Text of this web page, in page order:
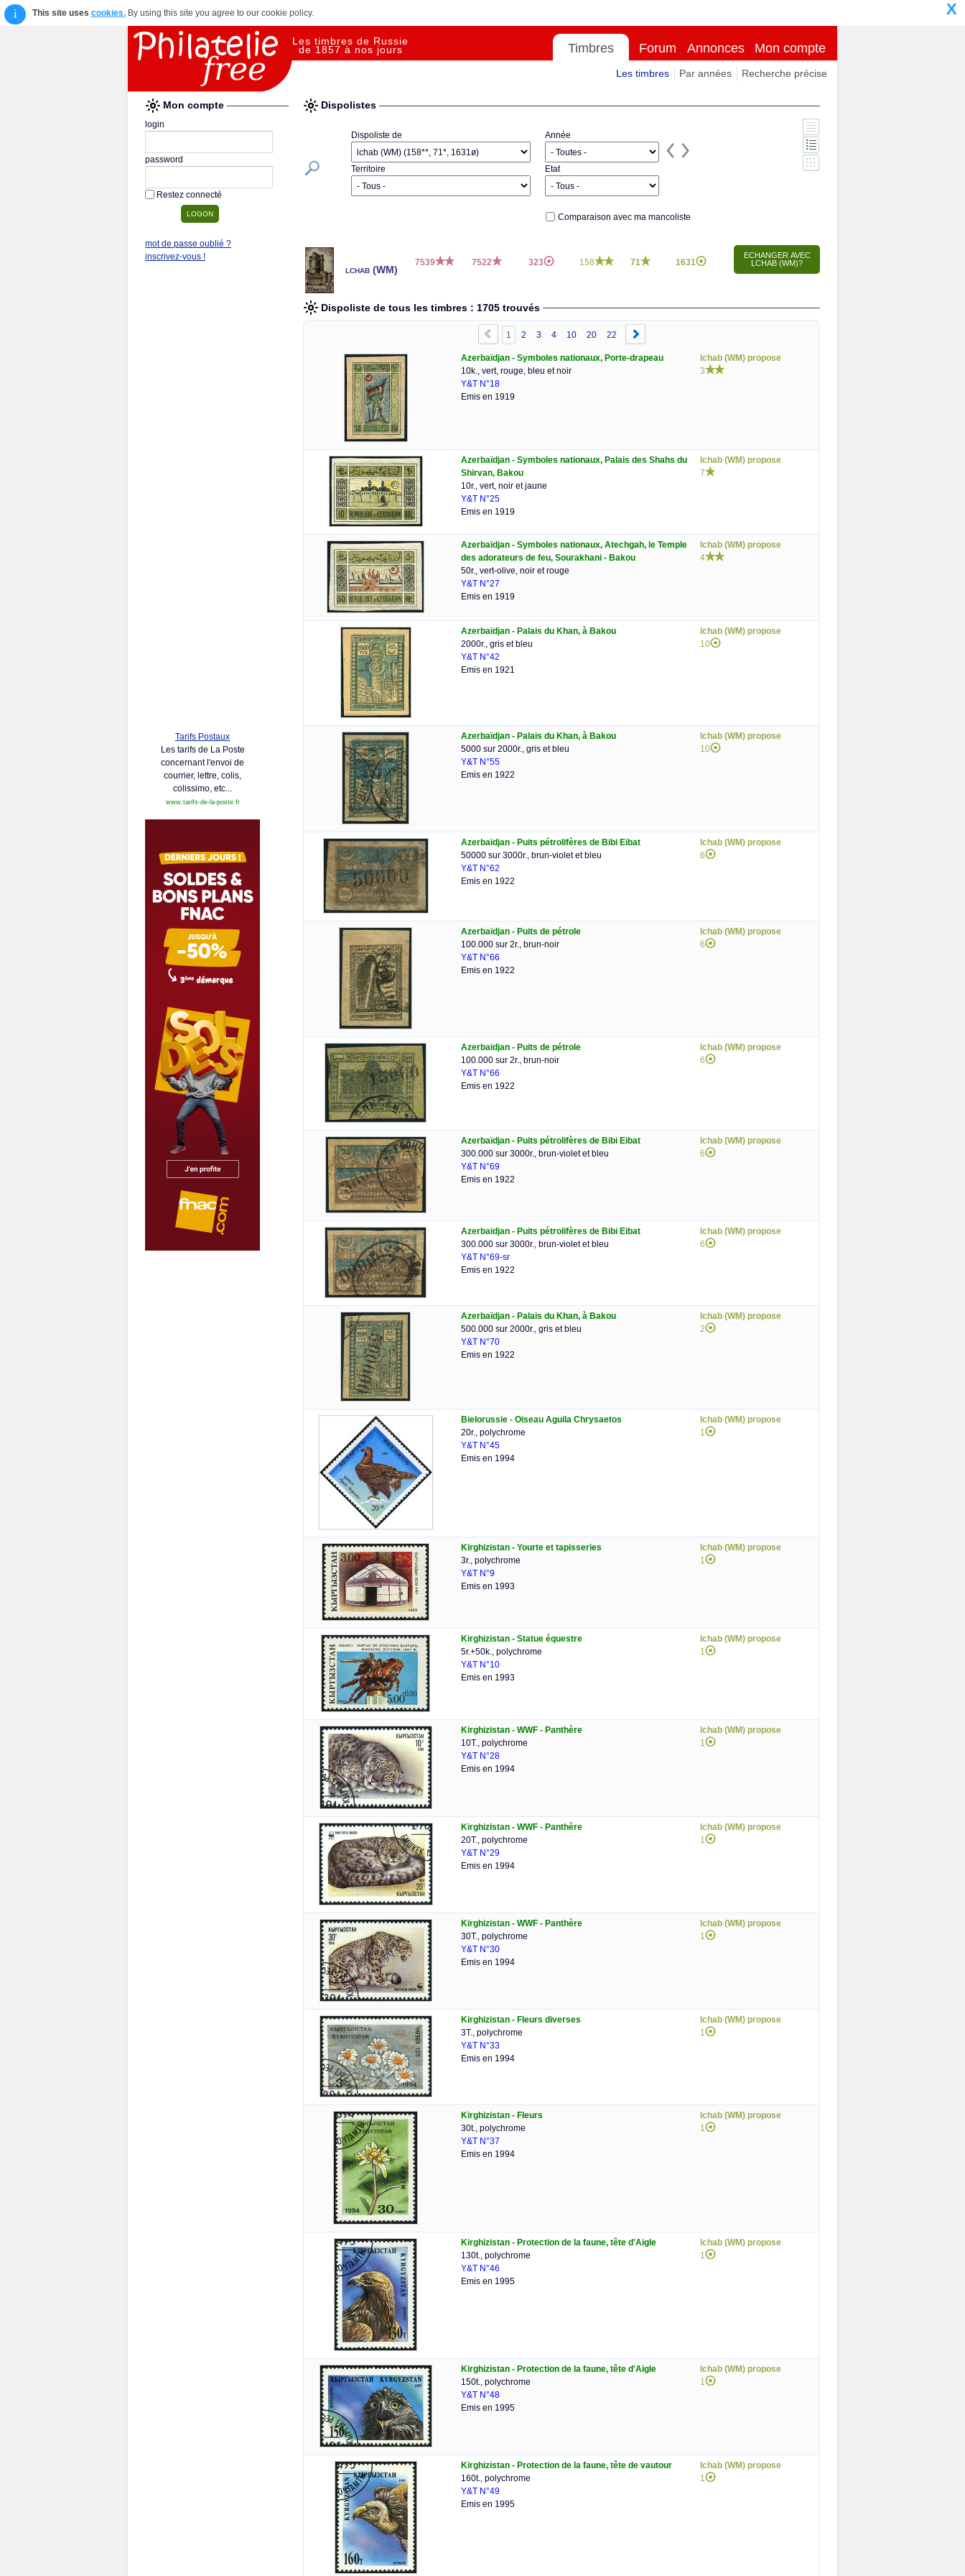
i This site uses cookies.By using this site you agree to our cookie policy. X
Les timbres de Russie
de 1857 à nos jours Timbres Forum Annonces Mon compte
Les timbres Par années Recherche précise
Mon compte
login
password
Restez connecté
mot de passe oublié ?
inscrivez-vous !
Tarifs Postaux
Les tarifs de La Poste
concernant l'envoi de
courrier, lettre, colis,
colissimo, etc...
www.tarifs-de-la-poste.fr
Dispolistes
Dispoliste de
Territoire
Année
Etat
Comparaison avec ma mancoliste
lchab (WM)
7539 7522 323 158 71 1631
Dispoliste de tous les timbres : 1705 trouvés
1 2 3 4 10 20 22
Azerbaïdjan - Symboles nationaux, Porte-drapeau
10k., vert, rouge, bleu et noir
Y&T N°18
Emis en 1919
lchab (WM) propose
3
Azerbaïdjan - Symboles nationaux, Palais des Shahs du
Shirvan, Bakou
10r., vert, noir et jaune
Y&T N°25
Emis en 1919
lchab (WM) propose
7
Azerbaïdjan - Symboles nationaux, Atechgah, le Temple
des adorateurs de feu, Sourakhani - Bakou
50r., vert-olive, noir et rouge
Y&T N°27
Emis en 1919
lchab (WM) propose
4
Azerbaïdjan - Palais du Khan, à Bakou
2000r., gris et bleu
Y&T N°42
Emis en 1921
lchab (WM) propose
10
Azerbaïdjan - Palais du Khan, à Bakou
5000 sur 2000r., gris et bleu
Y&T N°55
Emis en 1922
lchab (WM) propose
10
Azerbaïdjan - Puits pétrolifères de Bibi Eibat
50000 sur 3000r., brun-violet et bleu
Y&T N°62
Emis en 1922
lchab (WM) propose
6
Azerbaïdjan - Puits de pétrole
100.000 sur 2r., brun-noir
Y&T N°66
Emis en 1922
lchab (WM) propose
6
Azerbaïdjan - Puits de pétrole
100.000 sur 2r., brun-noir
Y&T N°66
Emis en 1922
lchab (WM) propose
6
Azerbaïdjan - Puits pétrolifères de Bibi Eibat
300.000 sur 3000r., brun-violet et bleu
Y&T N°69
Emis en 1922
lchab (WM) propose
6
Azerbaïdjan - Puits pétrolifères de Bibi Eibat
300.000 sur 3000r., brun-violet et bleu
Y&T N°69-sr
Emis en 1922
lchab (WM) propose
6
Azerbaïdjan - Palais du Khan, à Bakou
500.000 sur 2000r., gris et bleu
Y&T N°70
Emis en 1922
lchab (WM) propose
2
Bielorussie - Oiseau Aguila Chrysaetos
20r., polychrome
Y&T N°45
Emis en 1994
lchab (WM) propose
1
Kirghizistan - Yourte et tapisseries
3r., polychrome
Y&T N°9
Emis en 1993
lchab (WM) propose
1
Kirghizistan - Statue équestre
5r.+50k., polychrome
Y&T N°10
Emis en 1993
lchab (WM) propose
1
Kirghizistan - WWF - Panthère
10T., polychrome
Y&T N°28
Emis en 1994
lchab (WM) propose
1
Kirghizistan - WWF - Panthère
20T., polychrome
Y&T N°29
Emis en 1994
lchab (WM) propose
1
Kirghizistan - WWF - Panthère
30T., polychrome
Y&T N°30
Emis en 1994
lchab (WM) propose
1
Kirghizistan - Fleurs diverses
3T., polychrome
Y&T N°33
Emis en 1994
lchab (WM) propose
1
Kirghizistan - Fleurs
30t., polychrome
Y&T N°37
Emis en 1994
lchab (WM) propose
1
Kirghizistan - Protection de la faune, tête d'Aigle
130t., polychrome
Y&T N°46
Emis en 1995
lchab (WM) propose
1
Kirghizistan - Protection de la faune, tête d'Aigle
150t., polychrome
Y&T N°48
Emis en 1995
lchab (WM) propose
1
Kirghizistan - Protection de la faune, tête de vautour
160t., polychrome
Y&T N°49
Emis en 1995
lchab (WM) propose
1